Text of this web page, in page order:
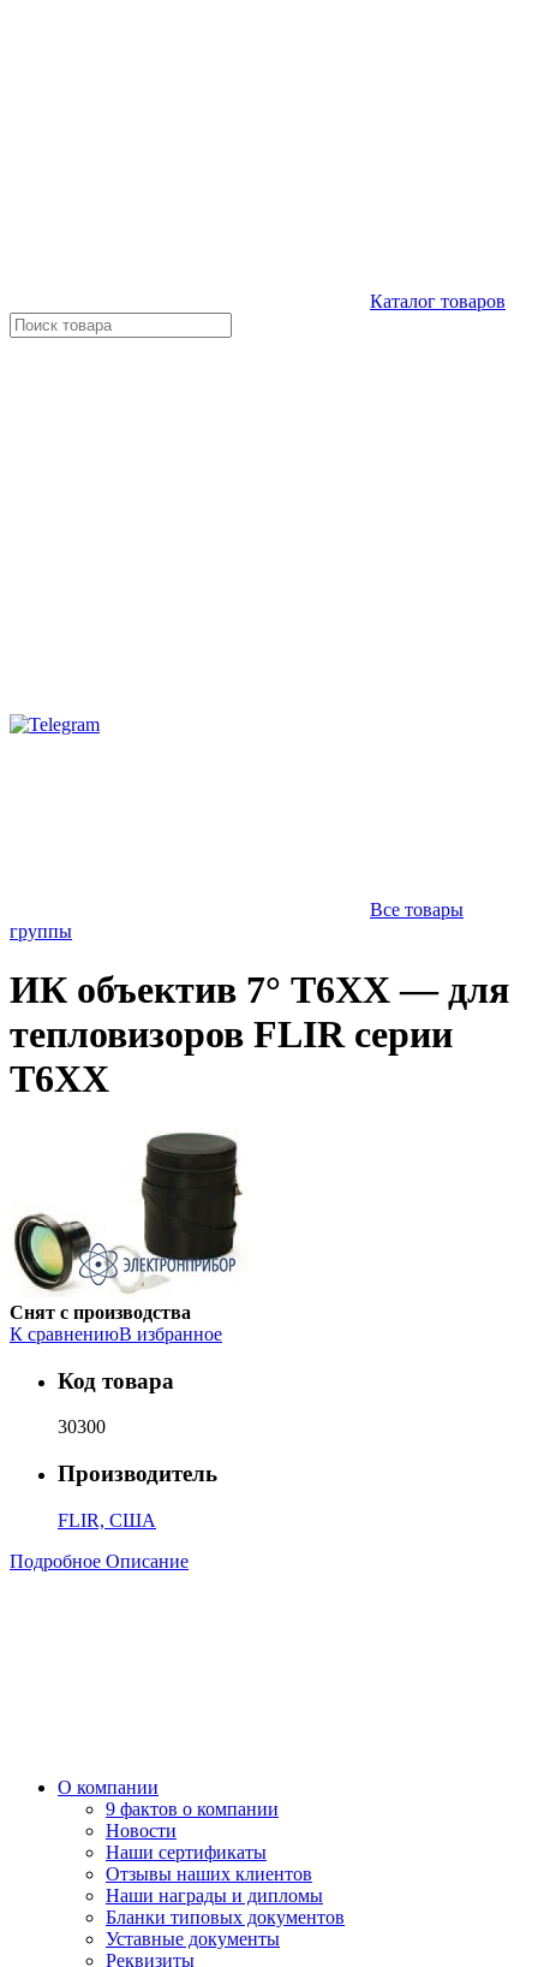
Каталог товаров
Все товары
группы
ИК объектив 7° Т6XX — для
тепловизоров FLIR серии
Т6XX
Снят с производства
К сравнениюВ избранное
Код товара
30300
Производитель
FLIR, США
Подробное Описание
О компании
9 фактов о компании
Новости
Наши сертификаты
Отзывы наших клиентов
Наши награды и дипломы
Бланки типовых документов
Уставные документы
Реквизиты